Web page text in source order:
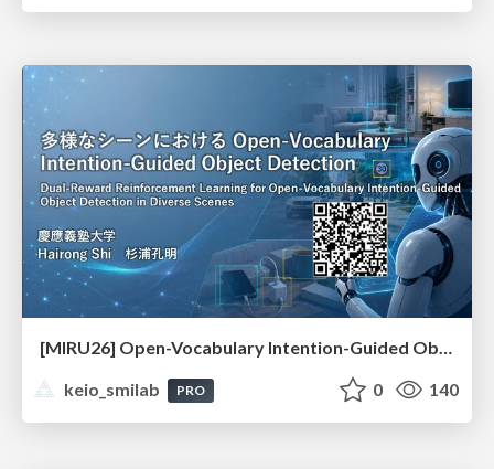
[MIRU26] Open-Vocabulary Intention-Guided Object Detection in Diverse Scenes
keio_smilab
PRO 0 140